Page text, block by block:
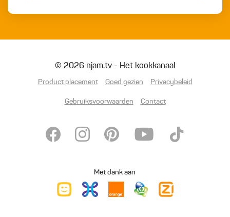
© 2026 njam.tv - Het kookkanaal
Product placement Goed gezien Privacybeleid
Gebruiksvoorwaarden Contact
Met dank aan